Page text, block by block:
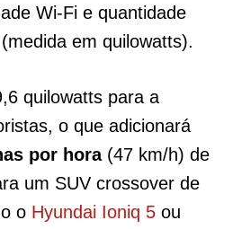
Wi-Fi e quantidade
em quilowatts).
quilowatts para a
o que adicionará
por hora(47 km/h) de
um SUV crossover de
o Hyundai Ioniq 5 ou